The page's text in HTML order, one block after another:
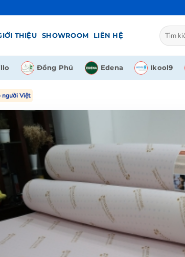
THIỆU SHOWROOM LIÊN HỆ
Tìm
kiếm:
Đồng Phú Edena Ikool9
người Việt